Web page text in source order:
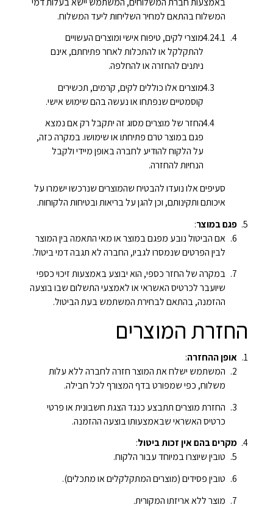
המשלוח בהתאם למחיר השליחות ליעד המשלוח.
מוצרי לקים, טיפוח אישי ומוצרים העשויים
להתקלקל או להתכלות לאחר פתיחתם, אינם
ניתנים להחזרה או להחלפה.
מוצרים אלו כוללים לקים, קרמים, תכשירים
קוסמטיים שנפתחו או נעשה בהם שימוש אישי.
החזר של מוצרים מסוג זה יתקבל רק אם נמצא
פגם במוצר טרם פתיחתו או שימושו. במקרה כזה,
על הלקוח להודיע לחברה באופן מיידי ולקבל
הנחיות להחזרה.
סעיפים אלו נועדו להבטיח שהמוצרים שנרכשו ישמרו על
איכותם ותקינותם, וכן להגן על בריאות ובטיחות הלקוחות.
פגם במוצר:
אם הביטול נובע מפגם במוצר או מאי התאמה בין המוצר
לבין הפרטים שנמסרו לגביו, החברה לא תגבה דמי ביטול.
במקרה של החזר כספי, הוא יבוצע באמצעות זיכוי כספי
שיועבר לכרטיס האשראי או לאמצעי התשלום שבו בוצעה
ההזמנה, בהתאם לבחירת המשתמש בעת הביטול.
החזרת המוצרים
אופן ההחזרה:
המשתמש ישלח את המוצר חזרה לחברה ללא עלות
משלוח, כפי שמפורט בדף המצורף לכל חבילה.
החזרת מוצרים תתבצע כנגד הצגת חשבונית או פרטי
כרטיס האשראי שבאמצעותו בוצעה ההזמנה.
מקרים בהם אין זכות ביטול:
טובין שיוצרו במיוחד עבור הלקוח.
טובין פסידים (מוצרים המתקלקלים או מתכלים).
מוצר ללא אריזתו המקורית.